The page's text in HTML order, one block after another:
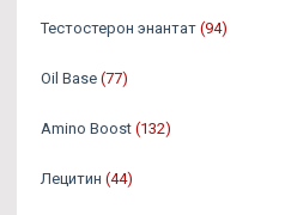
Тестостерон энантат (94)
Oil Base (77)
Amino Boost (132)
Лецитин (44)